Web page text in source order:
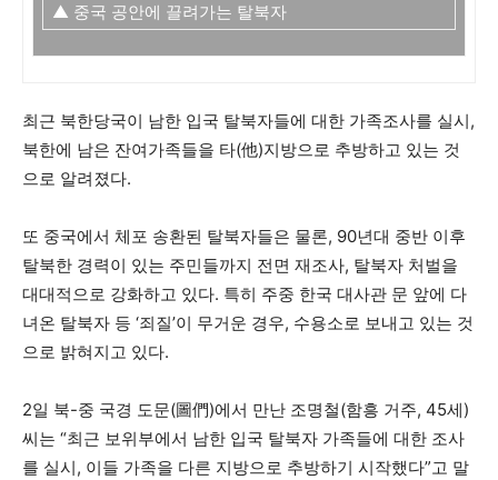
▲ 중국 공안에 끌려가는 탈북자
최근 북한당국이 남한 입국 탈북자들에 대한 가족조사를 실시,
북한에 남은 잔여가족들을 타(他)지방으로 추방하고 있는 것
으로 알려졌다.
또 중국에서 체포 송환된 탈북자들은 물론, 90년대 중반 이후
탈북한 경력이 있는 주민들까지 전면 재조사, 탈북자 처벌을
대대적으로 강화하고 있다. 특히 주중 한국 대사관 문 앞에 다
녀온 탈북자 등 ‘죄질’이 무거운 경우, 수용소로 보내고 있는 것
으로 밝혀지고 있다.
2일 북-중 국경 도문(圖們)에서 만난 조명철(함흥 거주, 45세)
씨는 “최근 보위부에서 남한 입국 탈북자 가족들에 대한 조사
를 실시, 이들 가족을 다른 지방으로 추방하기 시작했다”고 말